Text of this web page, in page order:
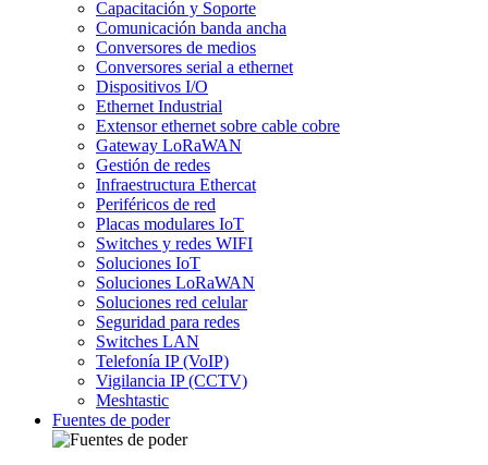
Capacitación y Soporte
Comunicación banda ancha
Conversores de medios
Conversores serial a ethernet
Dispositivos I/O
Ethernet Industrial
Extensor ethernet sobre cable cobre
Gateway LoRaWAN
Gestión de redes
Infraestructura Ethercat
Periféricos de red
Placas modulares IoT
Switches y redes WIFI
Soluciones IoT
Soluciones LoRaWAN
Soluciones red celular
Seguridad para redes
Switches LAN
Telefonía IP (VoIP)
Vigilancia IP (CCTV)
Meshtastic
Fuentes de poder